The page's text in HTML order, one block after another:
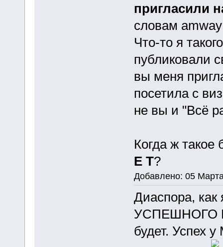
пригласили
словам
Что-то я
публиковали
вы меня
посетила с
не вы и "Всё
Когда ж
Е Т?
Добавлено: 05
Диаспора, как
УСПЕШНОГО
будет. Успех